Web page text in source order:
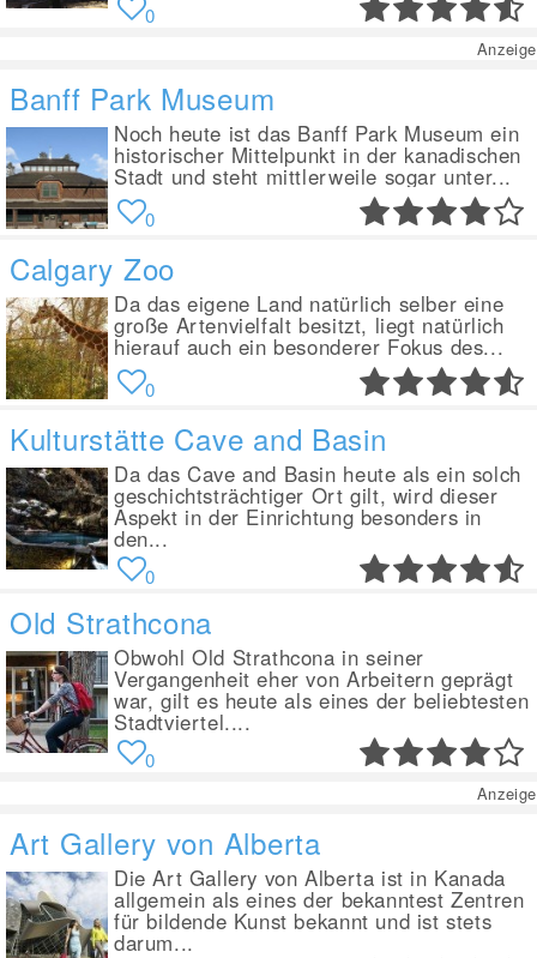
0
Anzeige
Banff Park Museum
Noch heute ist das Banff Park Museum ein
historischer Mittelpunkt in der kanadischen
Stadt und steht mittlerweile sogar unter...
0
Calgary Zoo
Da das eigene Land natürlich selber eine
große Artenvielfalt besitzt, liegt natürlich
hierauf auch ein besonderer Fokus des...
0
Kulturstätte Cave and Basin
Da das Cave and Basin heute als ein solch
geschichtsträchtiger Ort gilt, wird dieser
Aspekt in der Einrichtung besonders in
den...
0
Old Strathcona
Obwohl Old Strathcona in seiner
Vergangenheit eher von Arbeitern geprägt
war, gilt es heute als eines der beliebtesten
Stadtviertel....
0
Anzeige
Art Gallery von Alberta
Die Art Gallery von Alberta ist in Kanada
allgemein als eines der bekanntest Zentren
für bildende Kunst bekannt und ist stets
darum...